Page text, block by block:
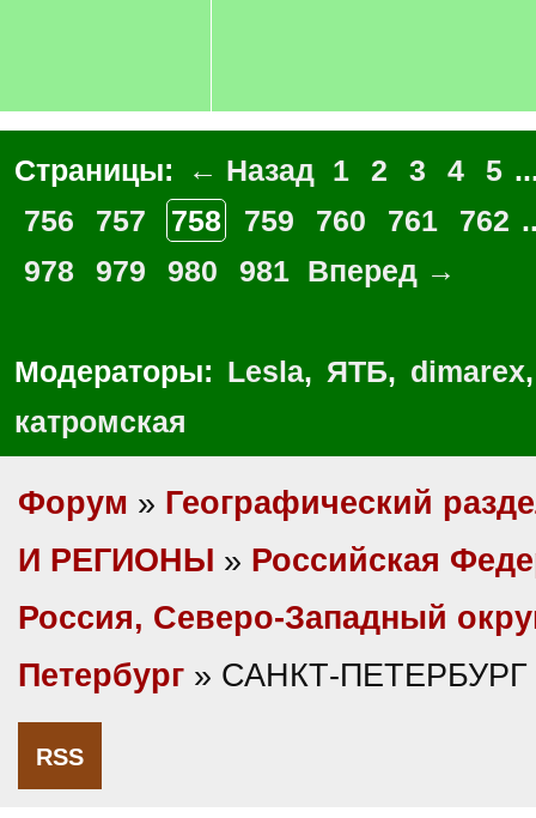
Страницы: ← Назад 1 2 3 4 5
756
757 758 759 760 761 762
978
979 980 981 Вперед →
Модераторы: Lesla, ЯТБ, dimarex
катромская
Форум » Географический
И РЕГИОНЫ » Российская
Россия, Северо-Западный
Петербург » САНКТ-ПЕТЕРБУРГ
RSS